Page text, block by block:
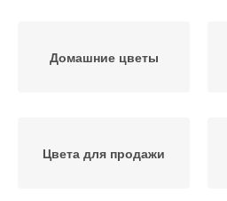
Домашние цветы
Цвета для продажи